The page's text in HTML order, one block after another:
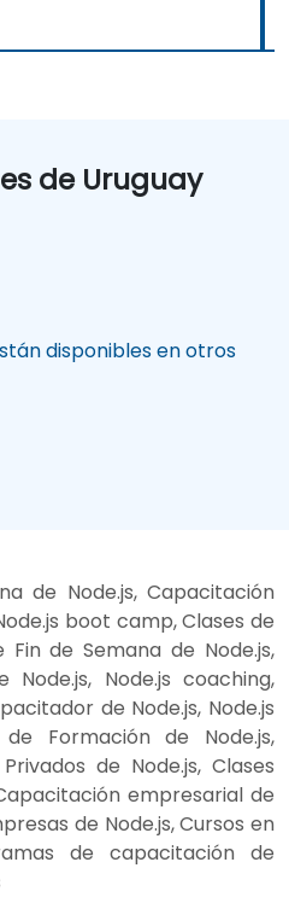
de Uruguay
disponibles en otros
de Node.js, Capacitación
boot camp, Clases de
Fin de Semana de Node.js,
Node.js coaching,
de Node.js, Node.js
Formación de Node.js,
de Node.js, Clases
empresarial de
de Node.js, Cursos en
de capacitación de